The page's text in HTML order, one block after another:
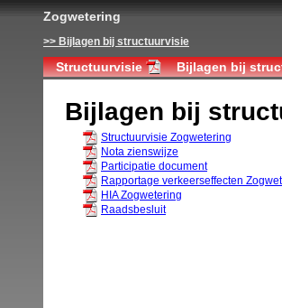
Zogwetering
Bijlagen bij structuurvisie
Structuurvisie Bijlagen bij
Bijlagen bij
Structuurvisie Zogwetering
Nota zienswijze
Participatie document
Rapportage verkeerseffecten
HIA Zogwetering
Raadsbesluit